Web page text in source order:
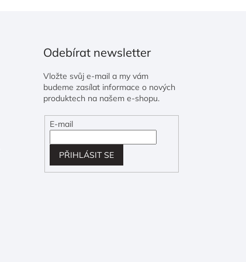
Odebírat newsletter
Vložte svůj e-mail a my vám
budeme zasílat informace o nových
produktech na našem e-shopu.
E-mail
PŘIHLÁSIT SE